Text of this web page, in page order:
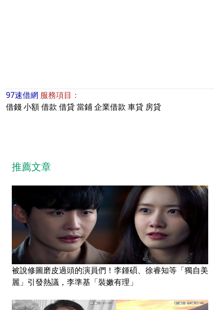
97速借網 服務項目：
借錢小額借款 借貸當鋪企業借款 車貸 房貸
推薦文章
被說修圖磨皮過頭的演員們！李鍾碩、徐睿知等「獨自美
麗」引發熱議，李準基「裝嫩有理」